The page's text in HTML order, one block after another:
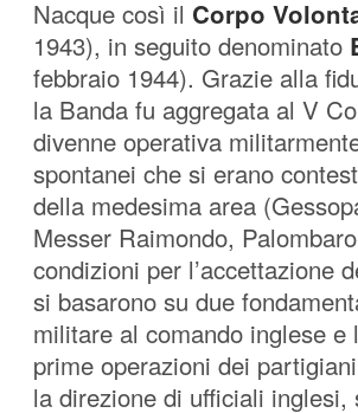
Nacque così il Corpo
1943), in seguito denominato
febbraio 1944). Grazie alla
la Banda fu aggregata al V
divenne operativa
spontanei che si erano
della medesima area
Messer Raimondo,
condizioni per l’accettazione
si basarono su due
militare al comando inglese
prime operazioni dei
la direzione di ufficiali